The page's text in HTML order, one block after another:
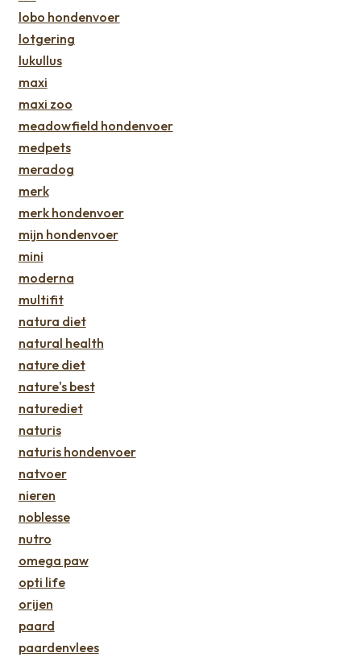
lobo hondenvoer
lotgering
lukullus
maxi
maxi zoo
meadowfield hondenvoer
medpets
meradog
merk
merk hondenvoer
mijn hondenvoer
mini
moderna
multifit
natura diet
natural health
nature diet
nature's best
naturediet
naturis
naturis hondenvoer
natvoer
nieren
noblesse
nutro
omega paw
opti life
orijen
paard
paardenvlees